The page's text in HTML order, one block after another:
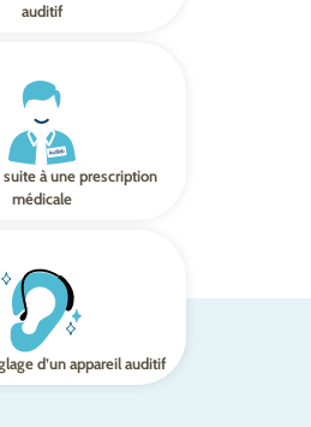
auditif
à une prescription
médicale
d’un appareil auditif